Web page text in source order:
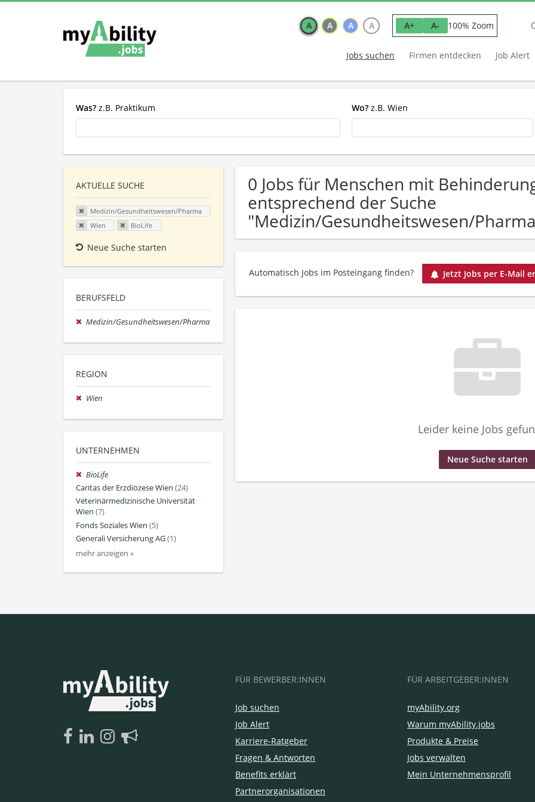
A A A A A+ A- 100% Zoom
Jobs suchen Firmen entdecken Job Alert
Was? z.B. Praktikum Wo? z.B. Wien
AKTUELLE SUCHE
Medizin/Gesundheitswesen/Pharma
Wien
BioLife
Neue Suche starten
BERUFSFELD
Medizin/Gesundheitswesen/Pharma
REGION
Wien
UNTERNEHMEN
BioLife
Caritas der Erzdiözese Wien (24)
Veterinärmedizinische Universität
Wien (7)
Fonds Soziales Wien (5)
Generali Versicherung AG(1)
mehr anzeigen »
0 Jobs für Menschen mit
entsprechend der Suche
"Medizin/Gesundheitswesen/
Automatisch Jobs im Posteingang finden? Jetzt Jobs per E-Mail
Leider keine Jobs
Neue Suche starten
FÜR BEWERBER:INNEN
Job suchen
Job Alert
Karriere-Ratgeber
Fragen & Antworten
Benefits erklärt
Partnerorganisationen
FÜR ARBEITGEBER:INNEN
myAbility.org
Warum myAbility.jobs
Produkte & Preise
Jobs verwalten
Mein Unternehmensprofil